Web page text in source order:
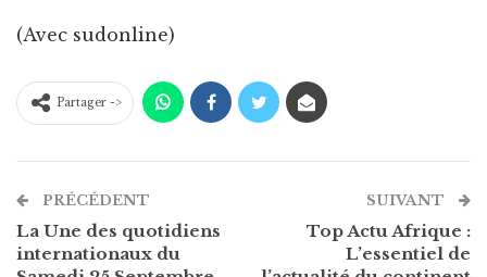
(Avec sudonline)
Partager ->
PRÉCÉDENT
La Une des quotidiens
internationaux du
SUIVANT
Top Actu Afrique :
L’essentiel de